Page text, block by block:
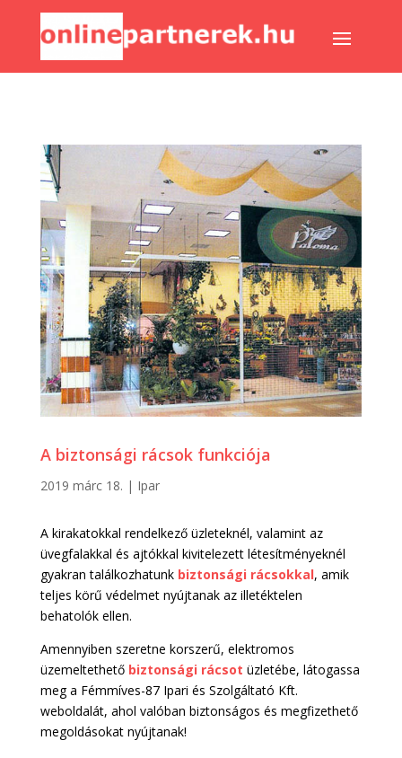
A biztonsági rácsok funkciója
2019 márc 18. | Ipar
A kirakatokkal rendelkező üzleteknél, valamint az
üvegfalakkal és ajtókkal kivitelezett létesítményeknél
gyakran találkozhatunk biztonsági rácsokkal, amik
teljes körű védelmet nyújtanak az illetéktelen
behatolók ellen.
Amennyiben szeretne korszerű, elektromos
üzemeltethető biztonsági rácsot üzletébe, látogassa
meg a Fémmíves-87 Ipari és Szolgáltató Kft.
weboldalát, ahol valóban biztonságos és megfizethető
megoldásokat nyújtanak!